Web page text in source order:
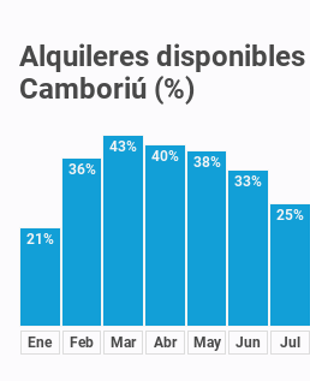
Alquileres
Camboriú (%)
21%
Ene
36%
Feb
43%
Mar
40%
Abr
38%
May
33%
Jun
25%
Jul